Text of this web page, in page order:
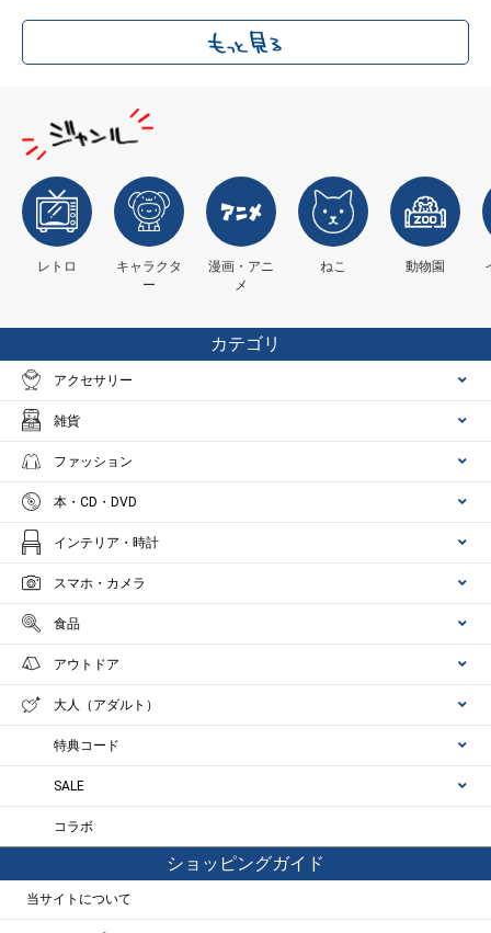
レトロ
キャラクタ
ー
漫画・アニ
メ
ねこ 動物園
カテゴリ
アクセサリー
雑貨
ファッション
本・CD・DVD
インテリア・時計
スマホ・カメラ
食品
アウトドア
大人（アダルト）
特典コード
SALE
コラボ
ショッピングガイド
当サイトについて